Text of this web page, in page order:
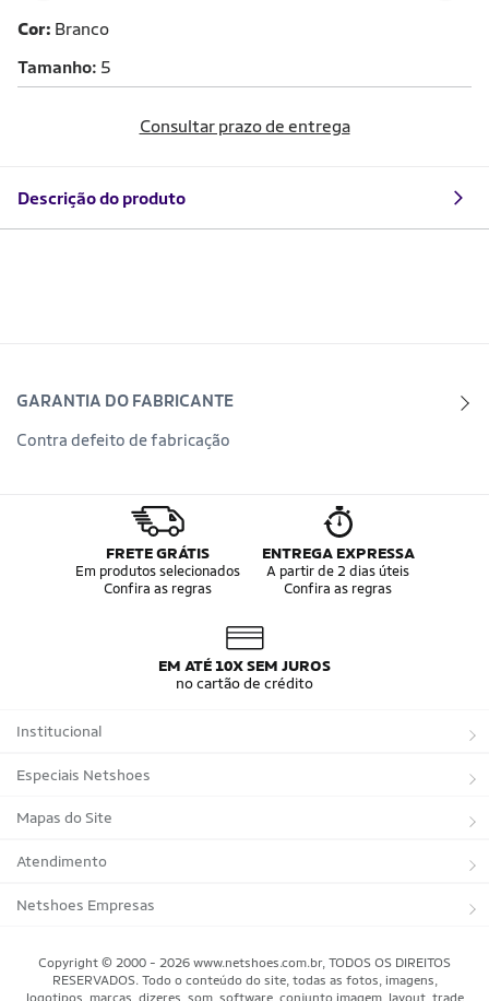
Cor: Branco
Tamanho 5
Consultar prazo de entrega
Descrição do produto
GARANTIA DO FABRICANTE
Contra defeito de fabricação
FRETE GRÁTIS
Em produtos selecionados
Confira as regras
ENTREGA EXPRESSA
A partir de 2 dias úteis
Confira as regras
EM ATÉ 10X SEM JUROS
no cartão de crédito
Institucional
Sobre a Netshoes
Política de Privacidade
Programa de Afiliados
Regulamentos
Programa de Integridade
Especiais Netshoes
Suplementos
Corrida
Bicicletas
Mapas do Site
Marcas
Tipos de Produtos
Atendimento
Trocas e devoluções
Minha Conta
Netshoes Empresas
Copyright © 2000 - 2026 www.netshoes.com.br, TODOS OS DIREITOS
RESERVADOS. Todo o conteúdo do site, todas as fotos, imagens,
logotipos, marcas, dizeres, som, software, conjunto imagem, layout, trade